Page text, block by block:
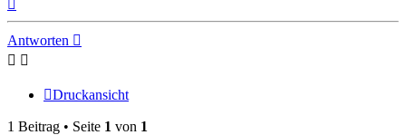
Antworten
Druckansicht
1 Beitrag • Seite 1 von 1